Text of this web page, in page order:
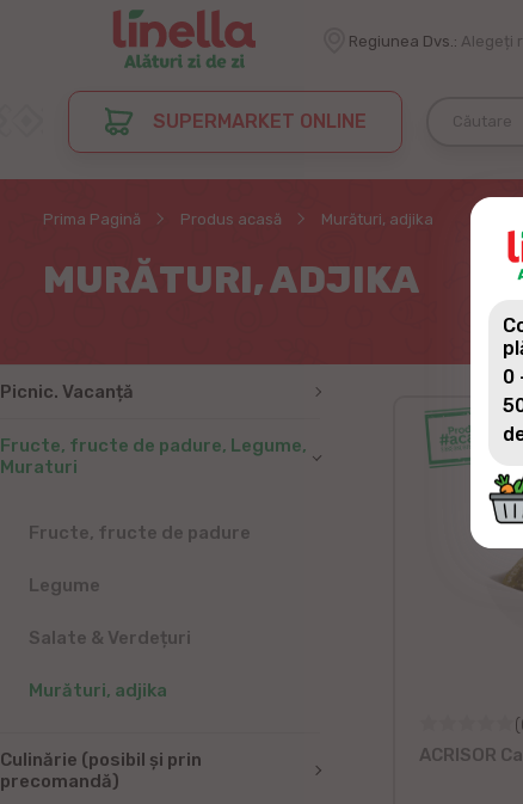
Regiunea Dvs.: Alegeți
SUPERMARKET ONLINE
Prima Pagină Produs acasă Murături, adjika
MURĂTURI, ADJIKA
Picnic. Vacanță
Fructe, fructe de padure, Legume,
Muraturi
Fructe, fructe de padure
Legume
Salate & Verdețuri
Murături, adjika
Culinărie (posibil și prin
precomandă)
ACRISOR
0